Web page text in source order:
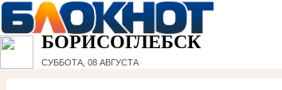
БОРИСОГЛЕБСК
СУББОТА, 08 АВГУСТА